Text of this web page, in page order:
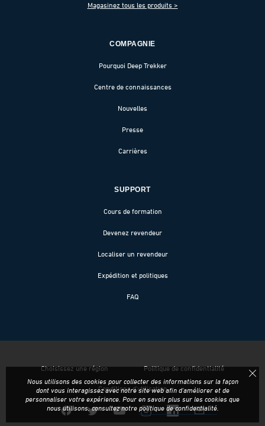
Magasinez tous les produits >
COMPAGNIE
Pourquoi Deep Trekker
Centre de connaissances
Nouvelles
Presse
Carrières
SUPPORT
Cours de formation
Devenez revendeur
Localiser un revendeur
Expédition et politiques
FAQ
Choisissez une région Politique de confidentialité
Conditions d'utilisation
Nous utilisons des cookies pour collecter des informations sur la façon
dont vous interagissez avec notre site web afin d'améliorer et de
personnaliser votre expérience. Pour en savoir plus sur les cookies que
nous utilisons, consultez notre politique de confidentialité.